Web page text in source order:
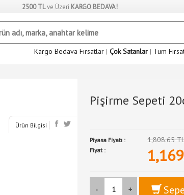
2500 TLve Üzeri KARGO BEDAVA!
Kargo Bedava Fırsatlar | Çok Satanlar | Tüm
Ürün Bilgisi
Pişirme Sepeti
Piyasa Fiyatı : 1,808.65
Fiyat :
- +